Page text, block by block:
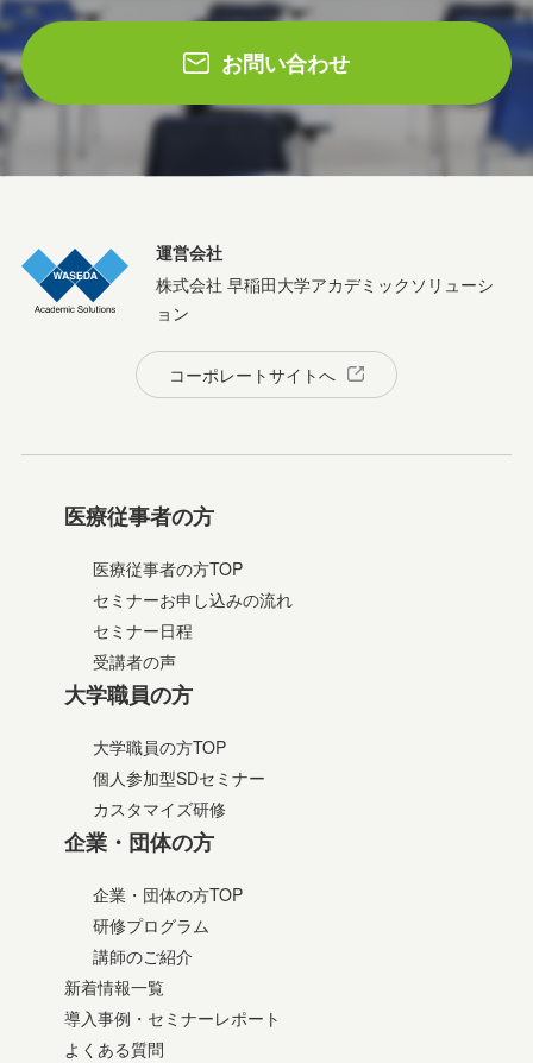
お問い合わせ
運営会社
株式会社 早稲田大学アカデミックソリューシ
ョン
コーポレートサイトへ
医療従事者の方
医療従事者の方TOP
セミナーお申し込みの流れ
セミナー日程
受講者の声
大学職員の方
大学職員の方TOP
個人参加型SDセミナー
カスタマイズ研修
企業・団体の方
企業・団体の方TOP
研修プログラム
講師のご紹介
新着情報一覧
導入事例・セミナーレポート
よくある質問